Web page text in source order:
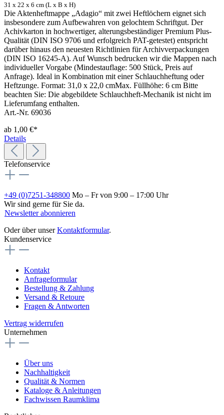
31 x 22 x 6 cm (L x B x H)
Die Aktenheftmappe „Adagio“ mit zwei Heftlöchern eignet sich
insbesondere zum Aufbewahren von gelochtem Schriftgut. Der
Achivkarton in hochwertiger, alterungsbeständiger Premium Plus-
Qualität (DIN ISO 9706 und erfolgreich PAT-getestet) entspricht
darüber hinaus den neuesten Richtlinien für Archivverpackungen
(DIN ISO 16245-A). Auf Wunsch bedrucken wir die Mappen nach
individueller Vorgabe (Mindestauflage: 500 Stück, Preis auf
Anfrage). Ideal in Kombination mit einer Schlauchheftung oder
Heftzunge. Format: 31,0 x 22,0 cmMax. Füllhöhe: 6 cm Bitte
beachten Sie: Die abgebildete Schlauchheft-Mechanik ist nicht im
Lieferumfang enthalten.
Art.-Nr. 69036
ab 1,00 €*
Details
Telefonservice
+49 (0)7251-348800 Mo – Fr von 9:00 – 17:00 Uhr
Wir sind gerne für Sie da.
Newsletter abonnieren
Oder über unserKontaktformular.
Kundenservice
Kontakt
Anfrageformular
Bestellung & Zahlung
Versand & Retoure
Fragen & Antworten
Vertrag widerrufen
Unternehmen
Über uns
Nachhaltigkeit
Qualität & Normen
Kataloge & Anleitungen
Fachwissen Raumklima